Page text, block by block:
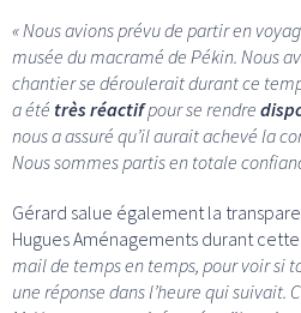
« Nous avions prévu de partir en
musée du macramé de Pékin. Nous
chantier se déroulerait durant ce
a été très réactifpour se rendre
nous a assuré qu’il aurait achevé la
Nous sommes partis en totale
Gérard salue également la
Hugues Aménagements durant
mail de temps en temps, pour voir si
une réponse dans l’heure qui suivait.